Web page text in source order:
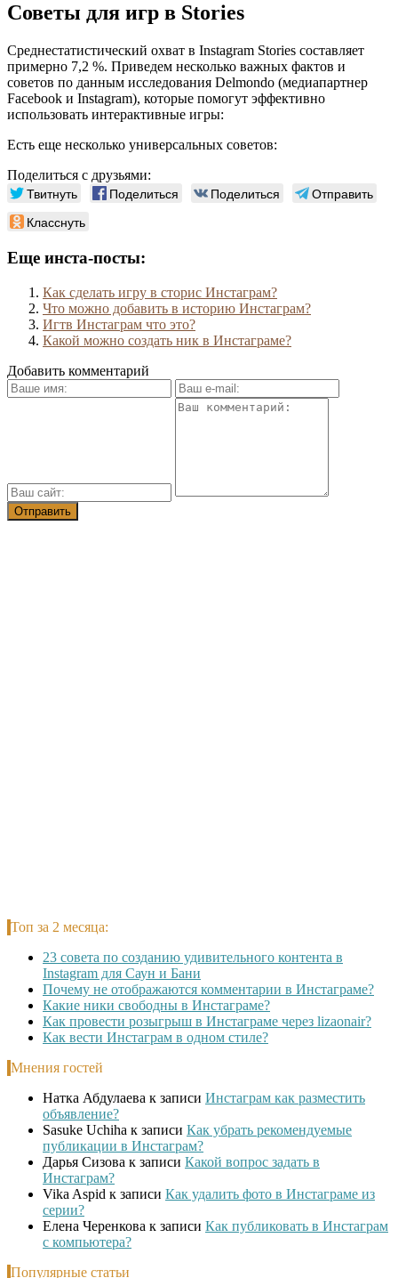
Советы для игр в Stories
Среднестатистический охват в Instagram Stories составляет
примерно 7,2 %. Приведем несколько важных фактов и
советов по данным исследования Delmondo (медиапартнер
Facebook и Instagram), которые помогут эффективно
использовать интерактивные игры:
Есть еще несколько универсальных советов:
Поделиться с друзьями:
Твитнуть Поделиться Поделиться
Отправить
Класснуть
Еще инста-посты:
Как сделать игру в сторис Инстаграм?
Что можно добавить в историю Инстаграм?
Игтв Инстаграм что это?
Какой можно создать ник в Инстаграме?
Добавить комментарий
Топ за 2 месяца:
23 совета по созданию удивительного контента в
Instagram для Саун и Бани
Почему не отображаются комментарии в Инстаграме?
Какие ники свободны в Инстаграме?
Как провести розыгрыш в Инстаграме через lizaonair?
Как вести Инстаграм в одном стиле?
Мнения гостей
Натка Абдулаева к записи Инстаграм как разместить
объявление?
Sasuke Uchiha к записи Как убрать рекомендуемые
публикации в Инстаграм?
Дарья Сизова к записи Какой вопрос задать в
Инстаграм?
Vika Aspid к записи Как удалить фото в Инстаграме из
серии?
Елена Черенкова к записи Как публиковать в Инстаграм
с компьютера?
Популярные статьи